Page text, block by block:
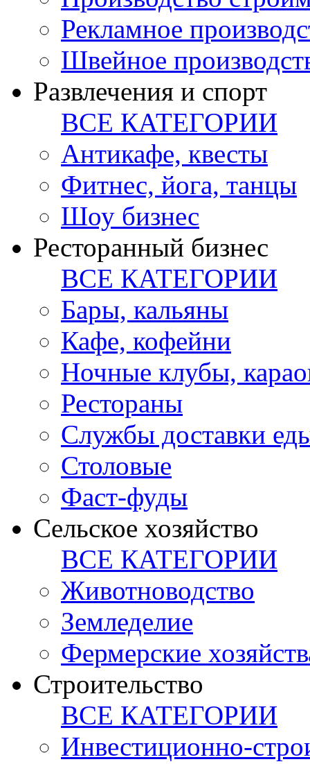
Рекламное
Швейное
Развлечения и спорт
ВСЕ КАТЕГОРИИ
Антикафе, квесты
Фитнес, йога, танцы
Шоу бизнес
Ресторанный бизнес
ВСЕ КАТЕГОРИИ
Бары, кальяны
Кафе, кофейни
Ночные клубы,
Рестораны
Службы доставки
Столовые
Фаст-фуды
Сельское хозяйство
ВСЕ КАТЕГОРИИ
Животноводство
Земледелие
Фермерские
Строительство
ВСЕ КАТЕГОРИИ
Инвестиционно-